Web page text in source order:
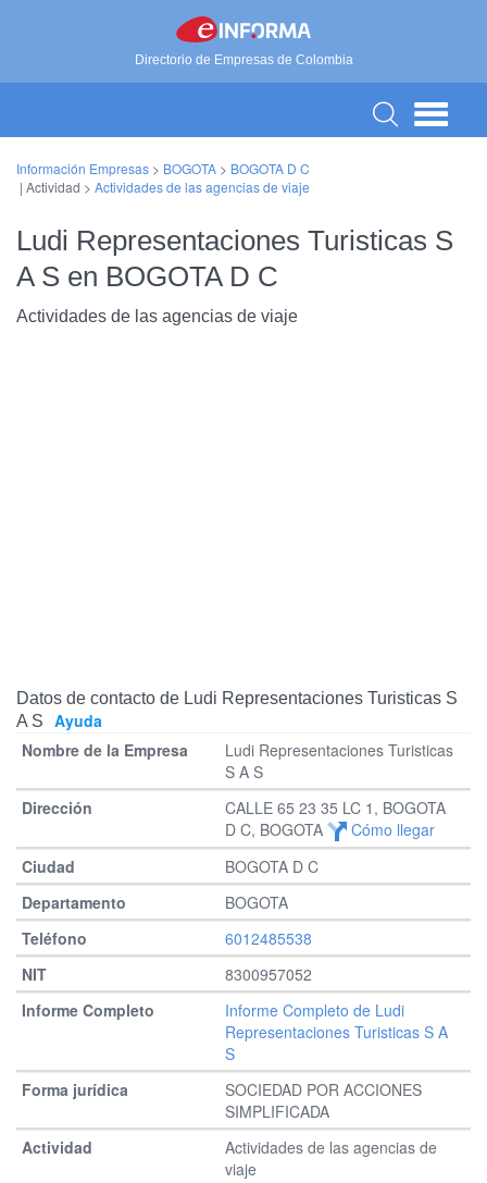
Directorio de Empresas de Colombia
Información Empresas > BOGOTA > BOGOTA D C
| Actividad > Actividades de las agencias de viaje
Ludi Representaciones Turisticas S
A S en BOGOTA D C
Actividades de las agencias de viaje
Datos de contacto de Ludi Representaciones Turisticas S
A S
Ayuda
Ludi Representaciones Turisticas
S A S
CALLE 65 23 35 LC 1, BOGOTA
D C, BOGOTA
Cómo llegar
BOGOTA D C
BOGOTA
6012485538
8300957052
Informe Completo de Ludi
Representaciones Turisticas S A
S
SOCIEDAD POR ACCIONES
SIMPLIFICADA
Actividades de las agencias de
viaje